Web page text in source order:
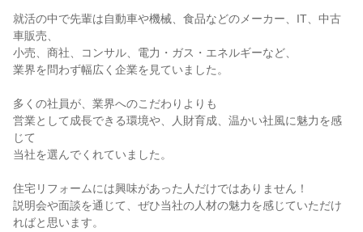
就活の中で先輩は自動車や機械、食品などのメーカー、IT、中古
車販売、
小売、商社、コンサル、電力・ガス・エネルギーなど、
業界を問わず幅広く企業を見ていました。
多くの社員が、業界へのこだわりよりも
営業として成長できる環境や、人財育成、温かい社風に魅力を感
じて
当社を選んでくれていました。
住宅リフォームには興味があった人だけではありません！
説明会や面談を通じて、ぜひ当社の人材の魅力を感じていただけ
ればと思います。